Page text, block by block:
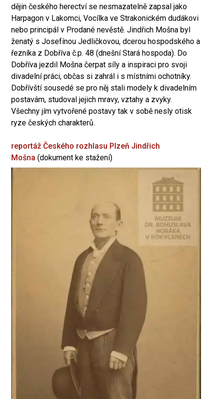
dějin českého herectví se nesmazatelně zapsal jako
Harpagon v Lakomci, Vocílka ve Strakonickém dudákovi
nebo principál v Prodané nevěstě. Jindřich Mošna byl
ženatý s Josefínou Jedličkovou, dcerou hospodského a
řezníka z Dobříva č.p. 48 (dnešní Stará hospoda). Do
Dobříva jezdil Mošna čerpat síly a inspiraci pro svoji
divadelní práci, občas si zahrál i s místními ochotníky.
Dobřívští sousedé se pro něj stali modely k divadelním
postavám, studoval jejich mravy, vztahy a zvyky.
Všechny jím vytvořené postavy tak v sobě nesly otisk
ryze českých charakterů.
reportáž Českého rozhlasu Plzeň Jindřich
Mošna (dokument ke stažení)